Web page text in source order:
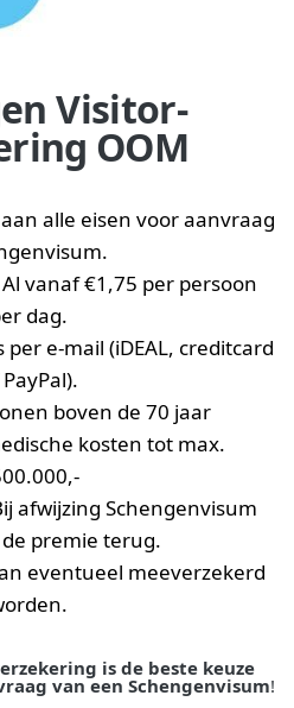
Visitor-
OOM
alle eisen voor aanvraag
vanaf €1,75 per persoon
dag.
e-mail (iDEAL, creditcard
boven de 70 jaar
kosten tot max.
afwijzing Schengenvisum
premie terug.
eventueel meeverzekerd
is de beste keuze
van een Schengenvisum!